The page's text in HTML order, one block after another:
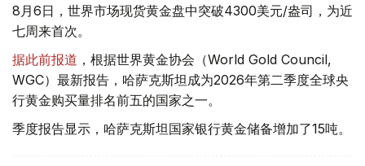
8月6日，世界市场现货黄金盘中突破4300美元/盎司，为近
七周来首次。
据此前报道 ，根据世界黄金协会（World Gold Council,
WGC）最新报告，哈萨克斯坦成为2026年第二季度全球央
行黄金购买量排名前五的国家之一。
季度报告显示，哈萨克斯坦国家银行黄金储备增加了15吨。